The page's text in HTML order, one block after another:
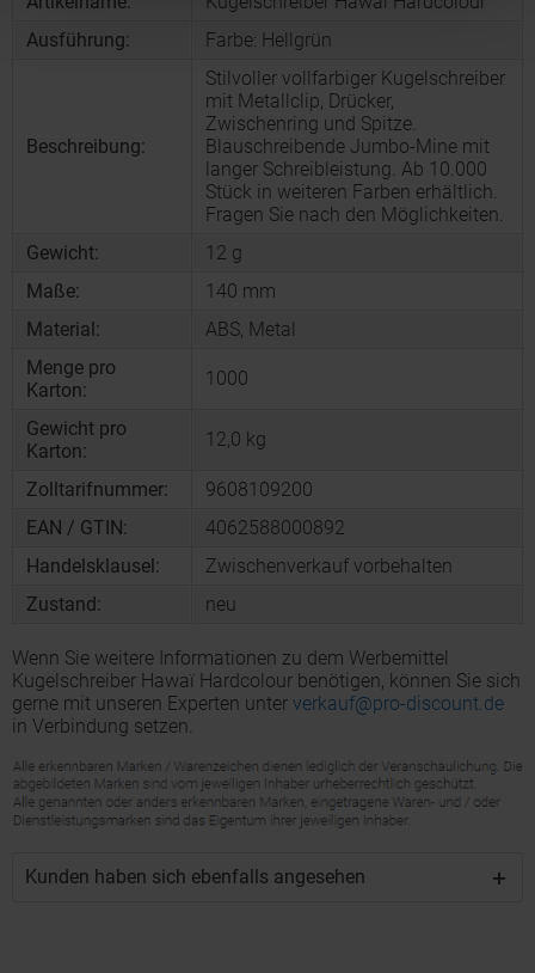
Ausführung:
Farbe: Hellgrün
Beschreibung:
Stilvoller vollfarbiger Kugelschreiber
mit Metallclip, Drücker,
Zwischenring und Spitze.
Blauschreibende Jumbo-Mine mit
langer Schreibleistung. Ab 10.000
Stück in weiteren Farben erhältlich.
Fragen Sie nach den Möglichkeiten.
Gewicht:
12 g
Maße:
140 mm
Material:
ABS, Metal
Menge pro
Karton:
1000
Gewicht pro
Karton:
12,0 kg
Zolltarifnummer:
9608109200
EAN / GTIN:
4062588000892
Handelsklausel:
Zwischenverkauf vorbehalten
Zustand:
neu
Wenn Sie weitere Informationen zu dem Werbemittel
Kugelschreiber Hawaï Hardcolour benötigen, können Sie sich
gerne mit unseren Experten unter verkauf@pro-discount.de
in Verbindung setzen.
Kunden haben sich ebenfalls angesehen